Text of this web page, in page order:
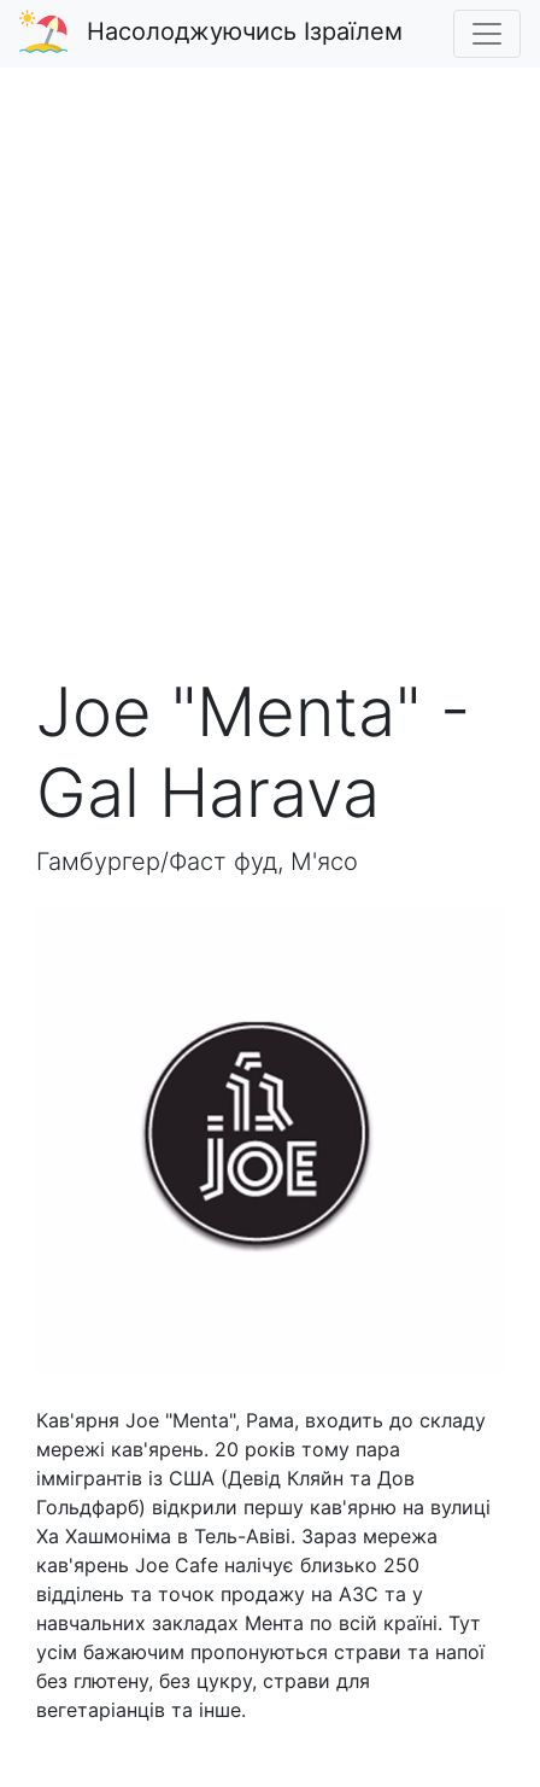
Насолоджуючись Ізраїлем
Joe "Menta" -
Gal Harava
Гамбургер/Фаст фуд, М'ясо
Кав'ярня Joe "Menta", Рама, входить до складу
мережі кав'ярень. 20 років тому пара
іммігрантів із США (Девід Кляйн та Дов
Гольдфарб) відкрили першу кав'ярню на вулиці
Ха Хашмоніма в Тель-Авіві. Зараз мережа
кав'ярень Joe Cafe налічує близько 250
відділень та точок продажу на АЗС та у
навчальних закладах Мента по всій країні. Тут
усім бажаючим пропонуються страви та напої
без глютену, без цукру, страви для
вегетаріанців та інше.